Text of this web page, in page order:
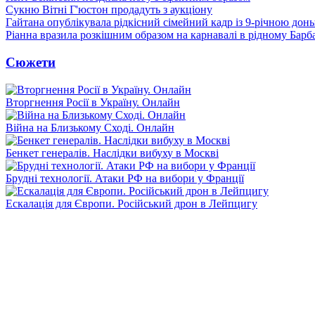
Сукню Вітні Г'юстон продадуть з аукціону
Гайтана опублікувала рідкісний сімейний кадр із 9-річною
Ріанна вразила розкішним образом на карнавалі в рідному
Сюжети
Вторгнення Росії в Україну. Онлайн
Війна на Близькому Сході. Онлайн
Бенкет генералів. Наслідки вибуху в Москві
Брудні технології. Атаки РФ на вибори у Франції
Ескалація для Європи. Російський дрон в Лейпцигу